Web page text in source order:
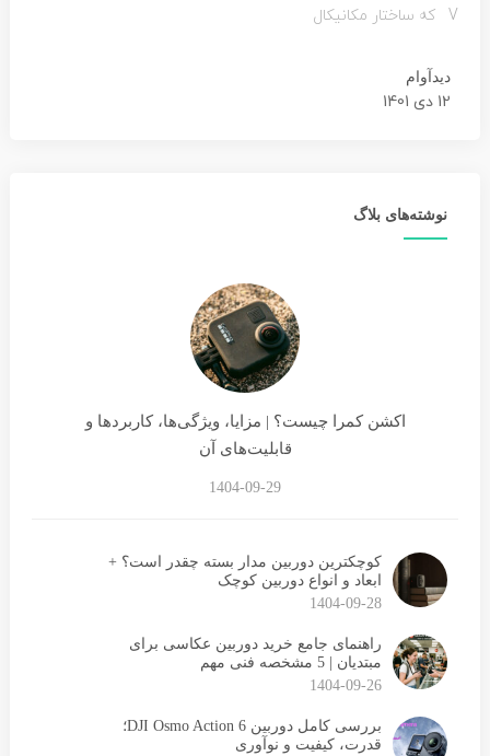
V که ساختار مکانیکال
دیدآوام
12 دی 1401
نوشته‌های بلاگ
اکشن کمرا چیست؟ | مزایا، ویژگی‌ها، کاربردها و
قابلیت‌های آن
1404-09-29
کوچکترین دوربین مدار بسته چقدر است؟ +
ابعاد و انواع دوربین کوچک
1404-09-28
راهنمای جامع خرید دوربین عکاسی برای
مبتدیان | 5 مشخصه فنی مهم
1404-09-26
بررسی کامل دوربین DJI Osmo Action 6؛
قدرت، کیفیت و نوآوری